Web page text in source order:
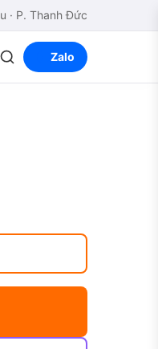
· P. Thanh Đức
Zalo